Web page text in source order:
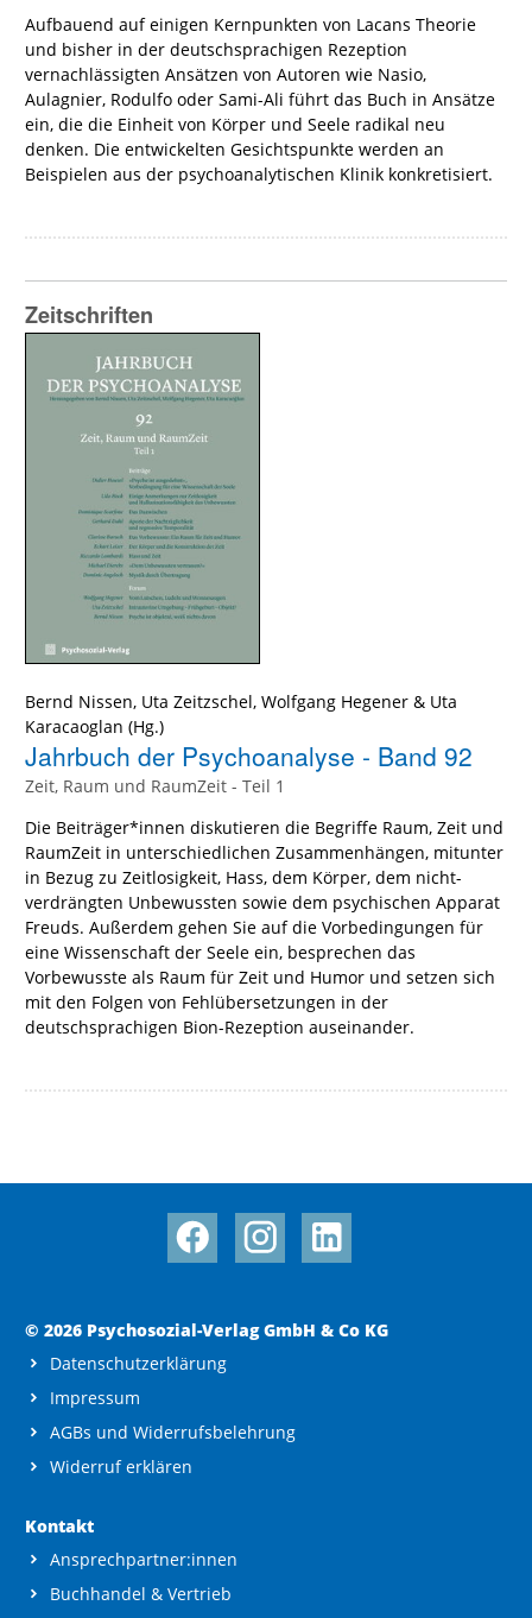
Aufbauend auf einigen Kernpunkten von Lacans Theorie
und bisher in der deutschsprachigen Rezeption
vernachlässigten Ansätzen von Autoren wie Nasio,
Aulagnier, Rodulfo oder Sami-Ali führt das Buch in Ansätze
ein, die die Einheit von Körper und Seele radikal neu
denken. Die entwickelten Gesichtspunkte werden an
Beispielen aus der psychoanalytischen Klinik konkretisiert.
Zeitschriften
Bernd Nissen, Uta Zeitzschel, Wolfgang Hegener & Uta
Karacaoglan (Hg.)
Jahrbuch der Psychoanalyse - Band 92
Zeit, Raum und RaumZeit - Teil 1
Die Beiträger*innen diskutieren die Begriffe Raum, Zeit und
RaumZeit in unterschiedlichen Zusammenhängen, mitunter
in Bezug zu Zeitlosigkeit, Hass, dem Körper, dem nicht-
verdrängten Unbewussten sowie dem psychischen Apparat
Freuds. Außerdem gehen Sie auf die Vorbedingungen für
eine Wissenschaft der Seele ein, besprechen das
Vorbewusste als Raum für Zeit und Humor und setzen sich
mit den Folgen von Fehlübersetzungen in der
deutschsprachigen Bion-Rezeption auseinander.
© 2026 Psychosozial-Verlag GmbH & Co KG
Datenschutzerklärung
Impressum
AGBs und Widerrufsbelehrung
Widerruf erklären
Kontakt
Ansprechpartner:innen
Buchhandel & Vertrieb